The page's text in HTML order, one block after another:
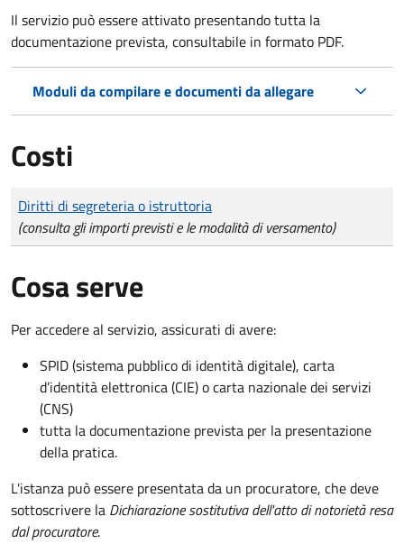
Il servizio può essere attivato presentando tutta la
documentazione prevista, consultabile in formato PDF.
Moduli da compilare e documenti da allegare
Costi
Tipo di pagamento
Importo
Diritti di segreteria o istruttoria
(consulta gli importi previsti e le modalità di versamento)
Cosa serve
Per accedere al servizio, assicurati di avere:
SPID (sistema pubblico di identità digitale), carta
d’identità elettronica (CIE) o carta nazionale dei servizi
(CNS)
tutta la documentazione prevista per la presentazione
della pratica.
L'istanza può essere presentata da un procuratore, che deve
sottoscrivere la Dichiarazione sostitutiva dell'atto di notorietà resa
dal procuratore.